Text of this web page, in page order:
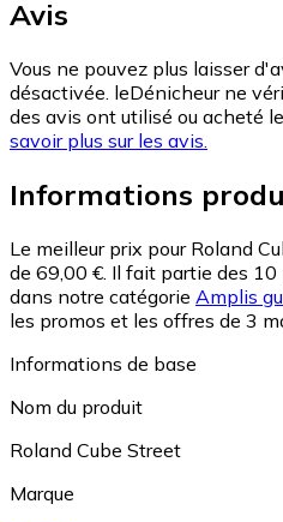
Avis
Vous ne pouvez plus laisser
désactivée. leDénicheur ne
des avis ont utilisé ou acheté
savoir plus sur les avis.
Informations
Le meilleur prix pour Roland
de 69,00 €. Il fait partie des 10
dans notre catégorie Amplis
les promos et les offres de 3
Informations de base
Nom du produit
Roland Cube Street
Marque